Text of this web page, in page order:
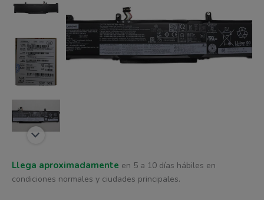
Llega aproximadamente en 5 a 10 días hábiles en
condiciones normales y ciudades principales.
$ 478.502.$ 450.152.
cantidad